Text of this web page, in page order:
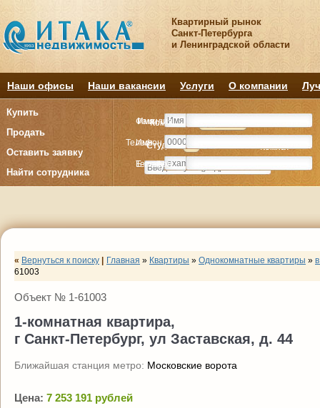
Квартирный рынок
Санкт-Петербурга
и Ленинградской области
Наши офисы Наши вакансии Услуги О компании
Купить
Продать
Оставить заявку
Найти сотрудника
Комнату
Студия Комнат
Комнату
Студия Комнат
Имя
Телефон
E-mail
Фамилия
Имя
Телефон
« Вернуться к поиску Главная » Квартиры » Однокомнатные квартиры »
61003
Объект № 1-61003
1-комнатная квартира,
г Санкт-Петербург, ул Заставская, д. 44
Ближайшая станция метро: Московские ворота
Цена: 7 253 191 рублей